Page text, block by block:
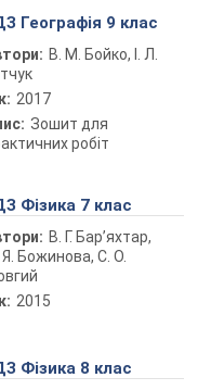
Географія 9 клас
В. М. Бойко, І. Л.
2017
Зошит для
робіт
Фізика 7 клас
В. Г. Бар’яхтар,
Божинова, С. О.
2015
Фізика 8 клас